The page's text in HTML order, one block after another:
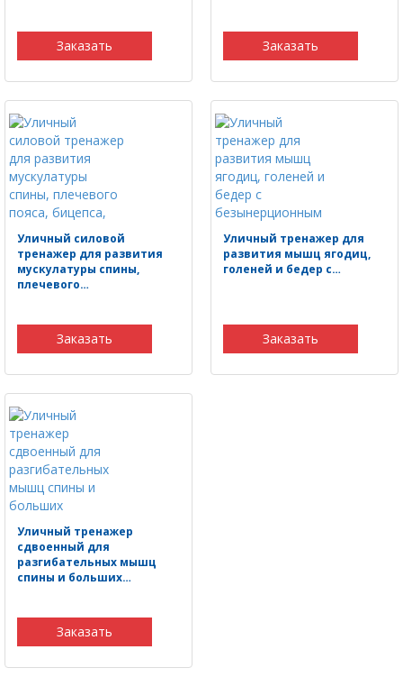
Заказать Заказать
Уличный силовой
тренажер для развития
мускулатуры спины,
плечевого…
Заказать
Уличный тренажер для
развития мышц ягодиц,
голеней и бедер с…
Заказать
Уличный тренажер
сдвоенный для
разгибательных мышц
спины и больших…
Заказать